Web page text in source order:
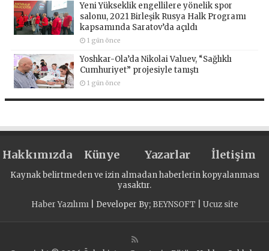
Yeni Yükseklik engellilere yönelik spor
salonu, 2021 Birleşik Rusya Halk Programı
kapsamında Saratov’da açıldı
1 gün önce
Yoshkar-Ola’da Nikolai Valuev, “Sağlıklı
Cumhuriyet” projesiyle tanıştı
1 gün önce
Hakkımızda Künye Yazarlar İletişim
Kaynak belirtmeden ve izin almadan haberlerin kopyalanması
yasaktır.
Haber Yazılımı| Developer By; BEYNSOFT Ucuz site